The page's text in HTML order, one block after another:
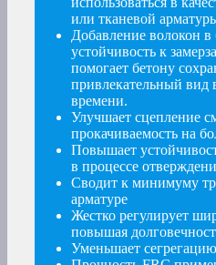
или тканевой
Добавление волокон
устойчивость к
помогает бетону
привлекательный вид
времени.
Улучшает сцепление
прокачиваемость на
Повышает
в процессе
Сводит к минимуму
арматуре
Жестко регулирует
повышая
Уменьшает